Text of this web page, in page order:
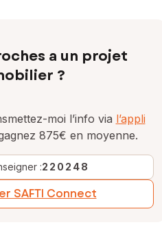
a un projet
?
moi l’info via l’appli
875€ en moyenne.
:220248
SAFTI Connect